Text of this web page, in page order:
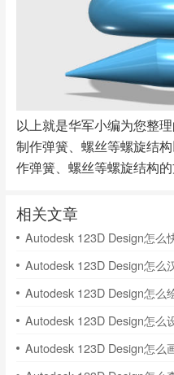
以上就是华军小编为您整
制作弹簧、螺丝等螺旋结
作弹簧、螺丝等螺旋结构
相关文章